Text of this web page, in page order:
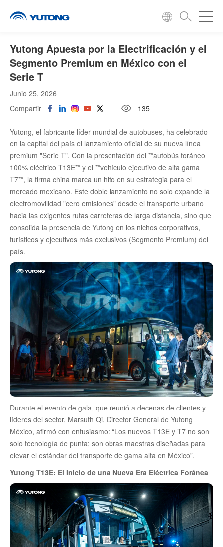
Yutong Apuesta por la Electrificación y el
Segmento Premium en México con el
Serie T
Junio 25, 2026
Compartir
135
Yutong, el fabricante líder mundial de autobuses, ha celebrado
en la capital del país el lanzamiento oficial de su nueva línea
premium "Serie T". Con la presentación del **autobús foráneo
100% eléctrico T13E** y el **vehículo ejecutivo de alta gama
T7**, la firma china marca un hito en su estrategia para el
mercado mexicano. Este doble lanzamiento no solo expande la
electromovilidad "cero emisiones" desde el transporte urbano
hacia las exigentes rutas carreteras de larga distancia, sino que
consolida la presencia de Yutong en los nichos corporativos,
turísticos y ejecutivos más exclusivos (Segmento Premium) del
país.
Durante el evento de gala, que reunió a decenas de clientes y
líderes del sector, Marsuth Qi, Director General de Yutong
México, afirmó con entusiasmo: “Los nuevos T13E y T7 no son
solo tecnología de punta; son obras maestras diseñadas para
elevar el estándar del transporte de gama alta en México”.
Yutong T13E: El Inicio de una Nueva Era Eléctrica Foránea